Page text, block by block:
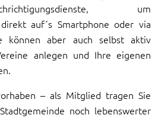
um
auf´s Smartphone oder via
können aber auch selbst aktiv
anlegen und Ihre eigenen
– als Mitglied tragen Sie
noch lebenswerter